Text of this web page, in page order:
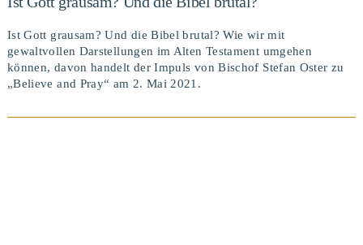
Ist Gott grausam? Und die Bibel brutal? Wie wir mit
gewaltvollen Darstellungen im Alten Testament umgehen
können, davon handelt der Impuls von Bischof Stefan Oster zu
„Believe and Pray“ am 2. Mai 2021.